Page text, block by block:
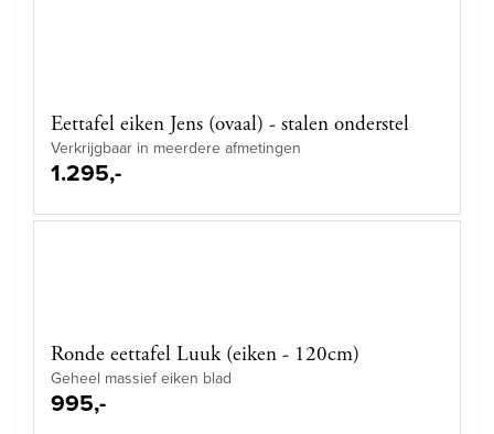
Eettafel eiken Jens (ovaal) - stalen onderstel
Verkrijgbaar in meerdere afmetingen
1.295,-
Ronde eettafel Luuk (eiken - 120cm)
Geheel massief eiken blad
995,-